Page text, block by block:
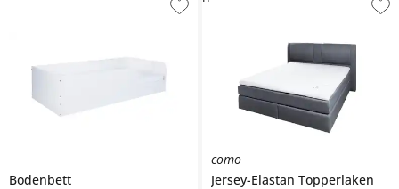
Bodenbett
como
Jersey-Elastan Topperlaken